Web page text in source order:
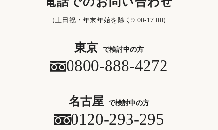
（土日祝・年末年始を除く9:00-17:00）
東京 で検討中の方
0800-888-4272
名古屋 で検討中の方
0120-293-295